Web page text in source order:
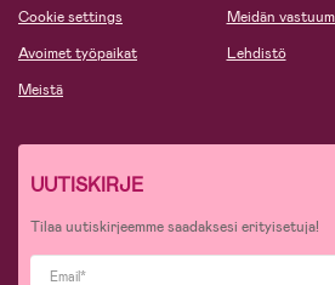
Cookie settings
Avoimet työpaikat
Meistä
Meidän
Lehdistö
UUTISKIRJE
Tilaa uutiskirjeemme saadaksesi erityisetuja!
Email*